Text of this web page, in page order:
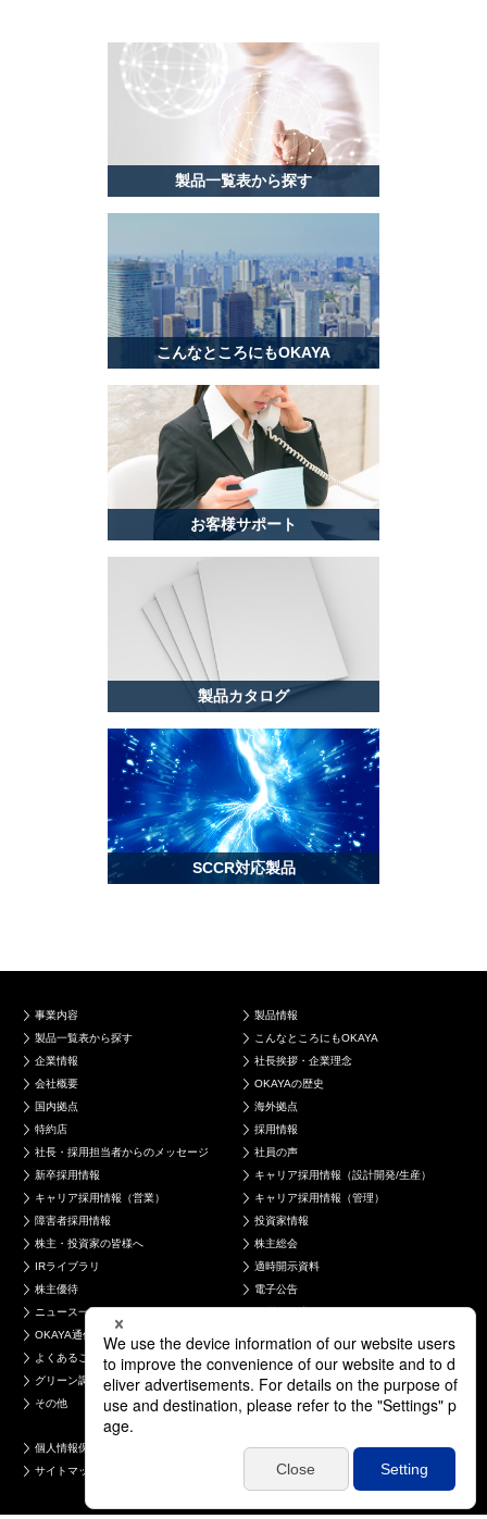
製品一覧表から探す
こんなところにもOKAYA
お客様サポート
製品カタログ
SCCR対応製品
事業内容
製品情報
製品一覧表から探す
こんなところにもOKAYA
企業情報
社長挨拶・企業理念
会社概要
OKAYAの歴史
国内拠点
海外拠点
特約店
採用情報
社長・採用担当者からのメッセージ
社員の声
新卒採用情報
キャリア採用情報（設計開発/生産）
キャリア採用情報（営業）
キャリア採用情報（管理）
障害者採用情報
投資家情報
株主・投資家の皆様へ
株主総会
IRライブラリ
適時開示資料
株主優待
電子公告
ニュース一覧
品質・環境への取り組み
OKAYA通信
よくあるご質問
製品について
グリーン調達について
採用について
その他
個人情報保護方針
コンプライアンス
サイトマップ
電子公告